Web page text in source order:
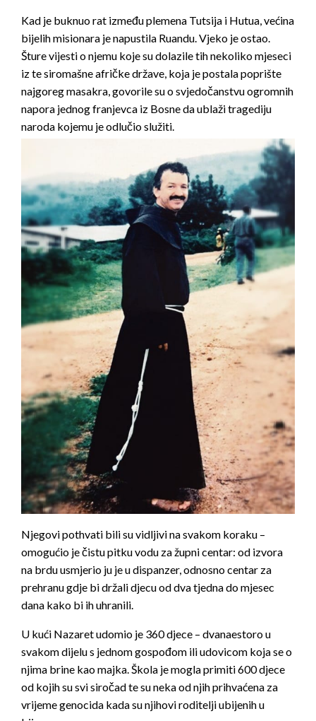
Kad je buknuo rat između plemena Tutsija i Hutua, većina
bijelih misionara je napustila Ruandu. Vjeko je ostao.
Šture vijesti o njemu koje su dolazile tih nekoliko mjeseci
iz te siromašne afričke države, koja je postala poprište
najgoreg masakra, govorile su o svjedočanstvu ogromnih
napora jednog franjevca iz Bosne da ublaži tragediju
naroda kojemu je odlučio služiti.
Njegovi pothvati bili su vidljivi na svakom koraku –
omogućio je čistu pitku vodu za župni centar: od izvora
na brdu usmjerio ju je u dispanzer, odnosno centar za
prehranu gdje bi držali djecu od dva tjedna do mjesec
dana kako bi ih uhranili.
U kući Nazaret udomio je 360 djece – dvanaestoro u
svakom dijelu s jednom gospođom ili udovicom koja se o
njima brine kao majka. Škola je mogla primiti 600 djece
od kojih su svi siročad te su neka od njih prihvaćena za
vrijeme genocida kada su njihovi roditelji ubijenih u